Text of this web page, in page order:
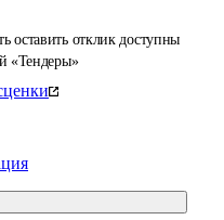
оставить отклик доступны
«Тендеры»